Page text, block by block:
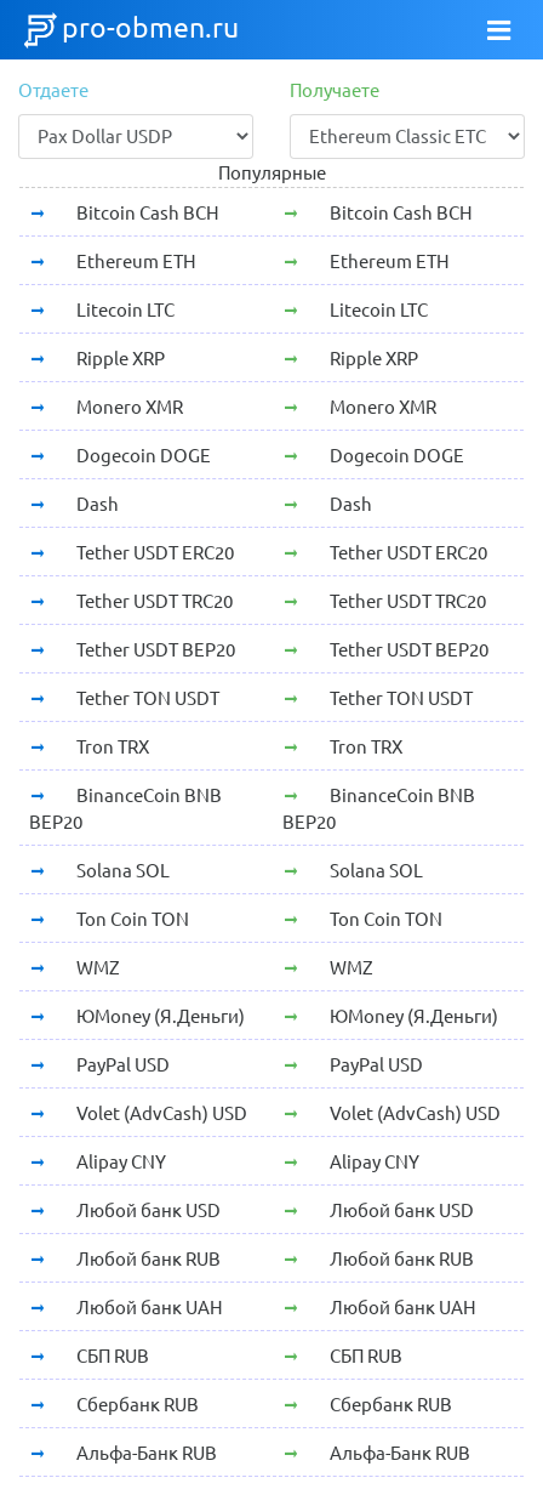
pro-obmen.ru
Отдаете Получаете
Популярные
Bitcoin Cash BCH
Bitcoin Cash BCH
Ethereum ETH Ethereum ETH
Litecoin LTC Litecoin LTC
Ripple XRP Ripple XRP
Monero XMR Monero XMR
Dogecoin DOGE Dogecoin DOGE
Dash Dash
Tether USDT ERC20 Tether USDT ERC20
Tether USDT TRC20 Tether USDT TRC20
Tether USDT BEP20 Tether USDT BEP20
Tether TON USDT Tether TON USDT
Tron TRX Tron TRX
BinanceCoin BNB
BEP20
BinanceCoin BNB
BEP20
Solana SOL Solana SOL
Ton Coin TON Ton Coin TON
WMZ WMZ
ЮMoney (Я.Деньги) ЮMoney (Я.Деньги)
PayPal USD PayPal USD
Volet (AdvCash) USD Volet (AdvCash) USD
Alipay CNY Alipay CNY
Любой банк USD Любой банк USD
Любой банк RUB Любой банк RUB
Любой банк UAH Любой банк UAH
СБП RUB СБП RUB
Сбербанк RUB Сбербанк RUB
Альфа-Банк RUB Альфа-Банк RUB